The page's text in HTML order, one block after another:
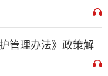
管理办法》政策解